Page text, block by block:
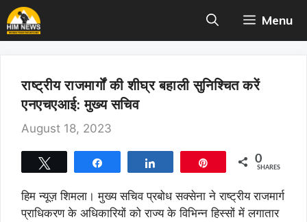
Skip
to
content
Menu
राष्ट्रीय राजमार्गों की शीघ्र बहाली सुनिश्चित करें
एनएचएआई: मुख्य सचिव
August 18, 2023
0
SHARES
हिम न्यूज़ शिमला। मुख्य सचिव प्रबोध सक्सेना ने राष्ट्रीय राजमार्ग
प्राधिकरण के अधिकारियों को राज्य के विभिन्न हिस्सों में लगातार